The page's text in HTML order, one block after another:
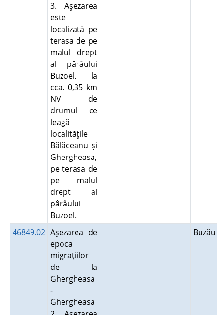
3. Aşezarea
este
localizată pe
terasa de pe
malul drept
al pârâului
Buzoel, la
cca. 0,35 km
NV de
drumul ce
leagă
localităţile
Bălăceanu şi
Ghergheasa,
pe terasa de
pe malul
drept al
pârâului
Buzoel.
46849.02 Aşezarea de
epoca
migraţiilor
de la
Ghergheasa
-
Ghergheasa